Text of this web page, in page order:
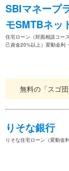
SBIマネープ
モSMTBネッ
住宅ローン（対面相談コー
己資金20%以上）変動金利
無料の「スゴ
りそな銀行
りそな住宅ローン（変動金